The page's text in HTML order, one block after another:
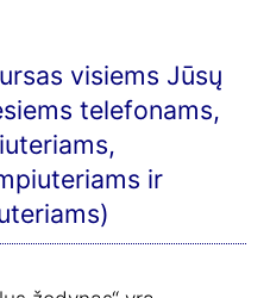
visiems Jūsų
telefonams,
ir